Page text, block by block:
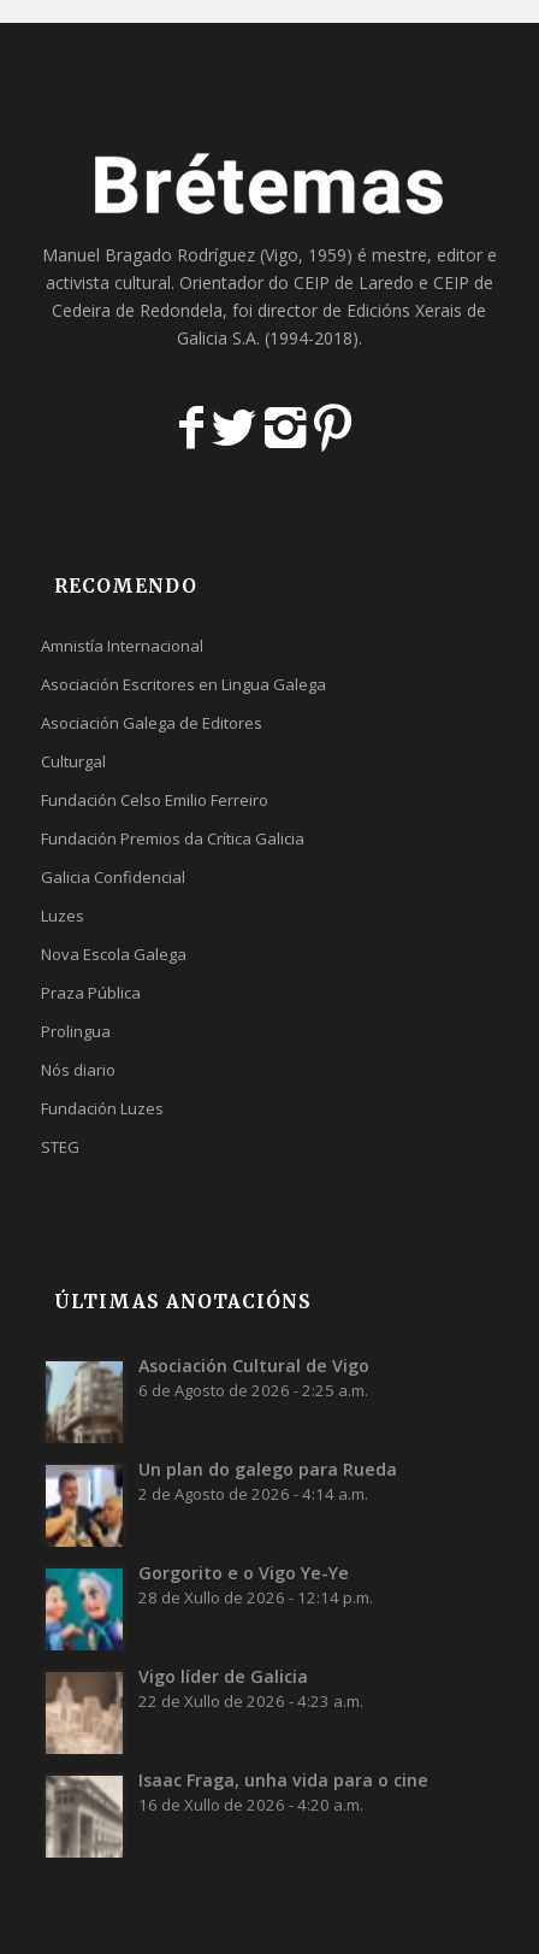
Manuel Bragado Rodríguez (Vigo, 1959) é mestre, editor e
activista cultural. Orientador do CEIP de Laredo e CEIP de
Cedeira de Redondela, foi director de Edicións Xerais de
Galicia S.A. (1994-2018).
RECOMENDO
Amnistía Internacional
Asociación Escritores en Lingua Galega
Asociación Galega de Editores
Culturgal
Fundación Celso Emilio Ferreiro
Fundación Premios da Crítica Galicia
Galicia Confidencial
Luzes
Nova Escola Galega
Praza Pública
Prolingua
Nós diario
Fundación Luzes
STEG
ÚLTIMAS ANOTACIÓNS
Asociación Cultural de Vigo
6 de Agosto de 2026 - 2:25 a.m.
Un plan do galego para Rueda
2 de Agosto de 2026 - 4:14 a.m.
Gorgorito e o Vigo Ye-Ye
28 de Xullo de 2026 - 12:14 p.m.
Vigo líder de Galicia
22 de Xullo de 2026 - 4:23 a.m.
Isaac Fraga, unha vida para o cine
16 de Xullo de 2026 - 4:20 a.m.